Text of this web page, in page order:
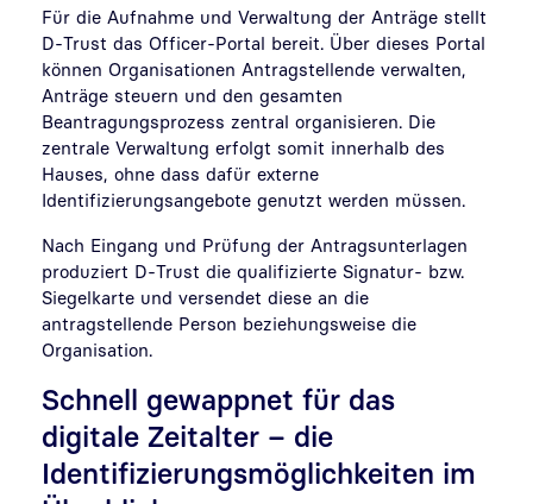
Für die Aufnahme und Verwaltung der Anträge stellt
D-Trust das Officer-Portal bereit. Über dieses Portal
können Organisationen Antragstellende verwalten,
Anträge steuern und den gesamten
Beantragungsprozess zentral organisieren. Die
zentrale Verwaltung erfolgt somit innerhalb des
Hauses, ohne dass dafür externe
Identifizierungsangebote genutzt werden müssen.
Nach Eingang und Prüfung der Antragsunterlagen
produziert D-Trust die qualifizierte Signatur- bzw.
Siegelkarte und versendet diese an die
antragstellende Person beziehungsweise die
Organisation.
Schnell gewappnet für das
digitale Zeitalter – die
Identifizierungsmöglichkeiten im